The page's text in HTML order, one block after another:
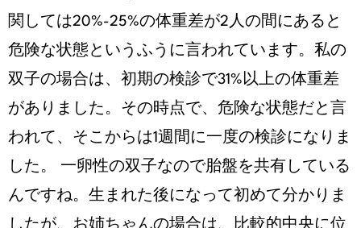
関しては20%-25%の体重差が2人の間にあると
危険な状態というふうに言われています。私の
双子の場合は、初期の検診で31%以上の体重差
がありました。その時点で、危険な状態だと言
われて、そこからは1週間に一度の検診になりま
した。 一卵性の双子なので胎盤を共有している
んですね。生まれた後になって初めて分かりま
したが、お姉ちゃんの場合は、比較的中央に位